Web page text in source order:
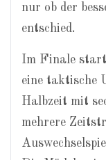
nur ob der
entschied.
Im Finale
eine taktische
Halbzeit mit
mehrere